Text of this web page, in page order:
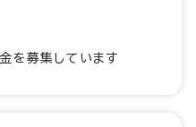
を募集しています